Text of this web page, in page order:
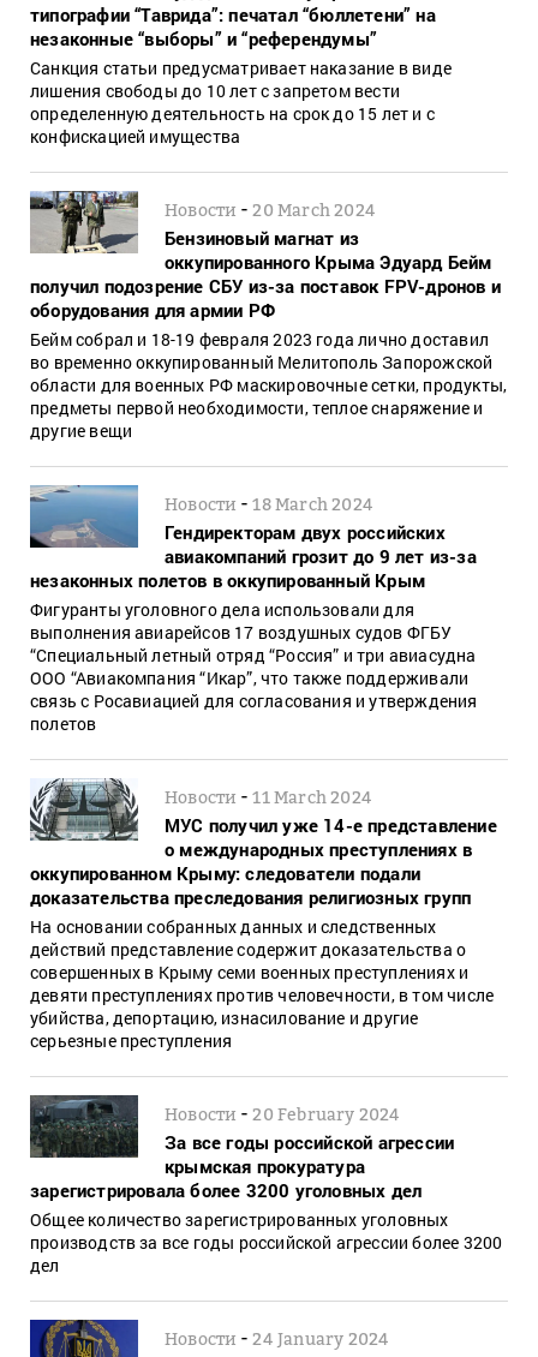
типографии “Таврида”: печатал “бюллетени” на
незаконные “выборы” и “референдумы”
Санкция статьи предусматривает наказание в виде
лишения свободы до 10 лет с запретом вести
определенную деятельность на срок до 15 лет и с
конфискацией имущества
Новости -20 March 2024
Бензиновый магнат из
оккупированного Крыма Эдуард Бейм
получил подозрение СБУ из-за поставок FPV-дронов и
оборудования для армии РФ
Бейм собрал и 18-19 февраля 2023 года лично доставил
во временно оккупированный Мелитополь Запорожской
области для военных РФ маскировочные сетки, продукты,
предметы первой необходимости, теплое снаряжение и
другие вещи
Новости -18 March 2024
Гендиректорам двух российских
авиакомпаний грозит до 9 лет из-за
незаконных полетов в оккупированный Крым
Фигуранты уголовного дела использовали для
выполнения авиарейсов 17 воздушных судов ФГБУ
“Специальный летный отряд “Россия” и три авиасудна
ООО “Авиакомпания “Икар”, что также поддерживали
связь с Росавиацией для согласования и утверждения
полетов
Новости -11 March 2024
МУС получил уже 14-е представление
о международных преступлениях в
оккупированном Крыму: следователи подали
доказательства преследования религиозных групп
На основании собранных данных и следственных
действий представление содержит доказательства о
совершенных в Крыму семи военных преступлениях и
девяти преступлениях против человечности, в том числе
убийства, депортацию, изнасилование и другие
серьезные преступления
Новости -20 February 2024
За все годы российской агрессии
крымская прокуратура
зарегистрировала более 3200 уголовных дел
Общее количество зарегистрированных уголовных
производств за все годы российской агрессии более 3200
дел
Новости -24 January 2024